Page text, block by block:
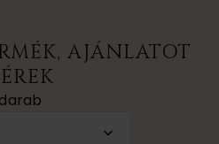
AJÁNLATOT
darab